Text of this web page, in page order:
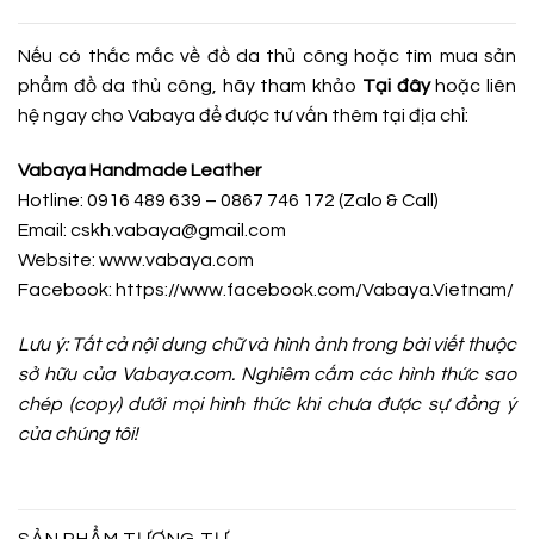
Nếu có thắc mắc về đồ da thủ công hoặc tìm mua sản
phẩm đồ da thủ công, hãy tham khảo Tại đâyhoặc liên
hệ ngay cho Vabaya để được tư vấn thêm tại địa chỉ:
Vabaya Handmade Leather
Hotline: 0916 489 639 – 0867 746 172 (Zalo & Call)
Email: cskh.vabaya@gmail.com
Website: www.vabaya.com
Facebook: https://www.facebook.com/Vabaya.Vietnam/
Lưu ý: Tất cả nội dung chữ và hình ảnh trong bài viết thuộc
sở hữu của Vabaya.com. Nghiêm cấm các hình thức sao
chép (copy) dưới mọi hình thức khi chưa được sự đồng ý
của chúng tôi!